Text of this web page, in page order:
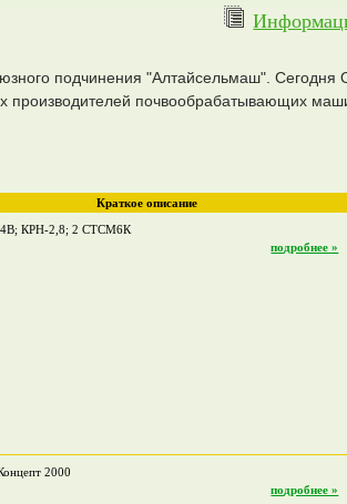
подчинения "Алтайсельмаш".
почвообрабатывающих
Краткое описание
КРН-2,8; 2 СТСМ6К
подробнее »
2000
подробнее »